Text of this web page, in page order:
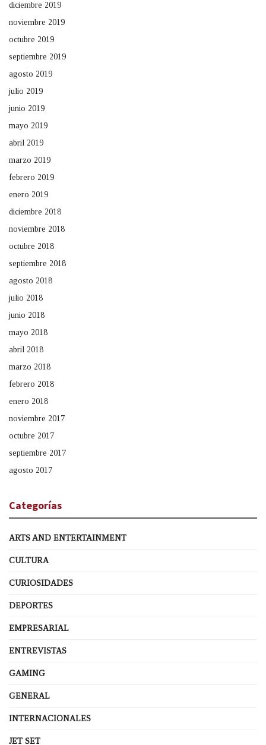
diciembre 2019
noviembre 2019
octubre 2019
septiembre 2019
agosto 2019
julio 2019
junio 2019
mayo 2019
abril 2019
marzo 2019
febrero 2019
enero 2019
diciembre 2018
noviembre 2018
octubre 2018
septiembre 2018
agosto 2018
julio 2018
junio 2018
mayo 2018
abril 2018
marzo 2018
febrero 2018
enero 2018
noviembre 2017
octubre 2017
septiembre 2017
agosto 2017
Categorías
ARTS AND ENTERTAINMENT
CULTURA
CURIOSIDADES
DEPORTES
EMPRESARIAL
ENTREVISTAS
GAMING
GENERAL
INTERNACIONALES
JET SET